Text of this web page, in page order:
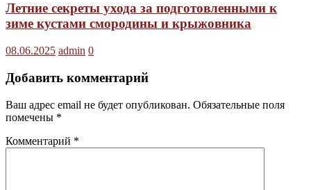
Летние секреты ухода за подготовленными к
зиме кустами смородины и крыжовника
08.06.2025 admin 0
Добавить комментарий
Ваш адрес email не будет опубликован. Обязательные поля
помечены *
Комментарий *